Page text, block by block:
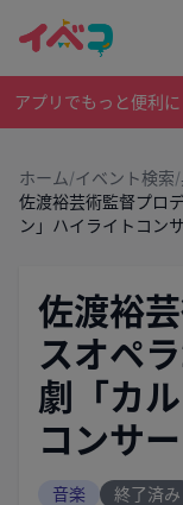
アプリでもっと便利に
ホーム/イベント検索/
佐渡裕芸術監督プロ
ン」ハイライトコン
佐渡裕
スオペ
劇「カ
コンサ
音楽 終了済み